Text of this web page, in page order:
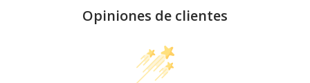
Opiniones de clientes